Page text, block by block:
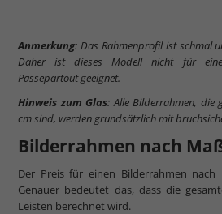
Anmerkung: Das Rahmenprofil ist schmal
Daher ist dieses Modell nicht für
Passepartout geeignet.
Hinweis zum Glas: Alle Bilderrahmen, die
cm sind, werden grundsätzlich mit
Bilderrahmen nach
Der Preis für einen Bilderrahmen
Genauer bedeutet das, dass die
Leisten berechnet wird.